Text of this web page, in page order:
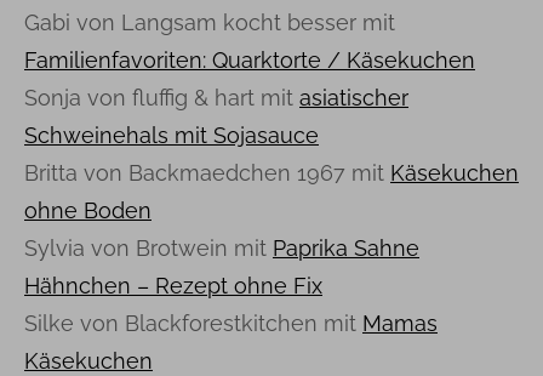
Gabi von Langsam kocht besser mit
Familienfavoriten: Quarktorte / Käsekuchen
Sonja von fluffig & hart mit asiatischer
Schweinehals mit Sojasauce
Britta von Backmaedchen 1967 mit Käsekuchen
ohne Boden
Sylvia von Brotwein mit Paprika Sahne
Hähnchen – Rezept ohne Fix
Silke von Blackforestkitchen mit Mamas
Käsekuchen